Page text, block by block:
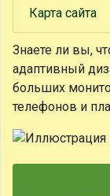
Карта сайта
Знаете ли вы,
адаптивный
больших
телефонов и